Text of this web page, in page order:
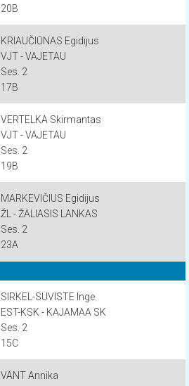
20B
KRIAUČIŪNAS Egidijus
VJT - VAJETAU
Ses. 2
17B
VERTELKA Skirmantas
VJT - VAJETAU
Ses. 2
19B
MARKEVIČIUS Egidijus
ŽL - ŽALIASIS LANKAS
Ses. 2
23A
SIRKEL-SUVISTE Inge
EST-KSK - KAJAMAA SK
Ses. 2
15C
VÄNT Annika